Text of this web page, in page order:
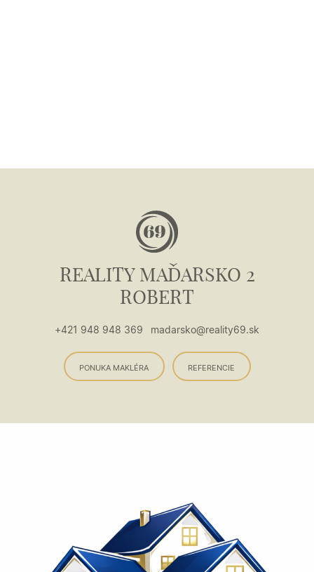
REALITY MAĎARSKO 2
ROBERT
+421 948 948 369 madarsko@reality69.sk
PONUKA MAKLÉRA REFERENCIE